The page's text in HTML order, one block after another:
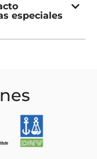
especiales